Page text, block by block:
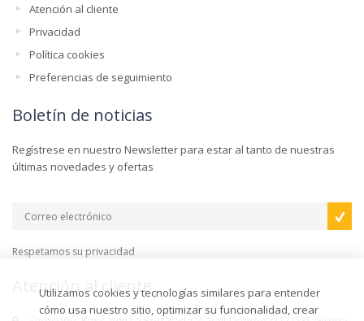
Atención al cliente
Privacidad
Política cookies
Preferencias de seguimiento
Boletín de noticias
Regístrese en nuestro Newsletter para estar al tanto de nuestras
últimas novedades y ofertas
Respetamos su privacidad
Atención al cliente
Utilizamos cookies y tecnologías similares para entender
cómo usa nuestro sitio, optimizar su funcionalidad, crear